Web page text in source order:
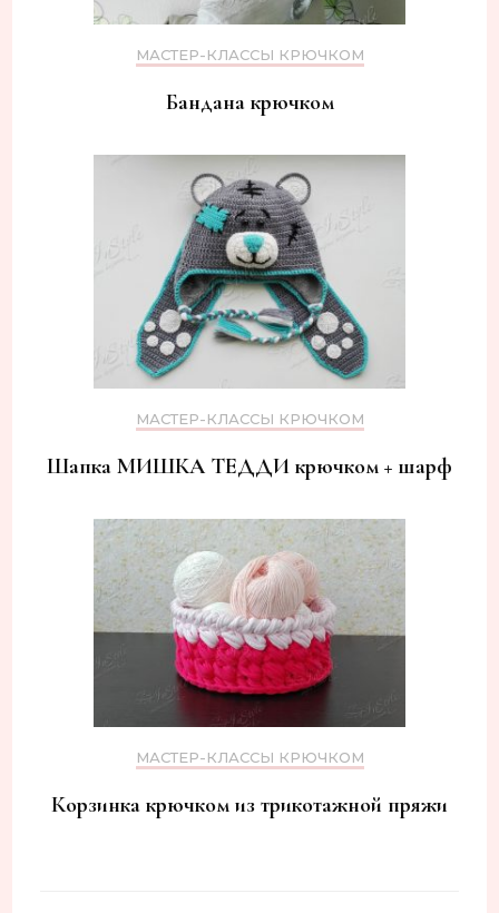
МАСТЕР-КЛАССЫ КРЮЧКОМ
Бандана крючком
МАСТЕР-КЛАССЫ КРЮЧКОМ
Шапка МИШКА ТЕДДИ крючком + шарф
МАСТЕР-КЛАССЫ КРЮЧКОМ
Корзинка крючком из трикотажной пряжи